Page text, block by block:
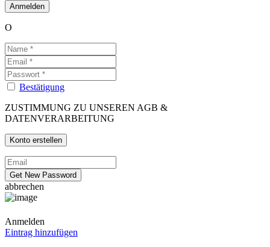
O
Bestätigung
ZUSTIMMUNG ZU UNSEREN AGB &
DATENVERARBEITUNG
abbrechen
Anmelden
Eintrag hinzufügen